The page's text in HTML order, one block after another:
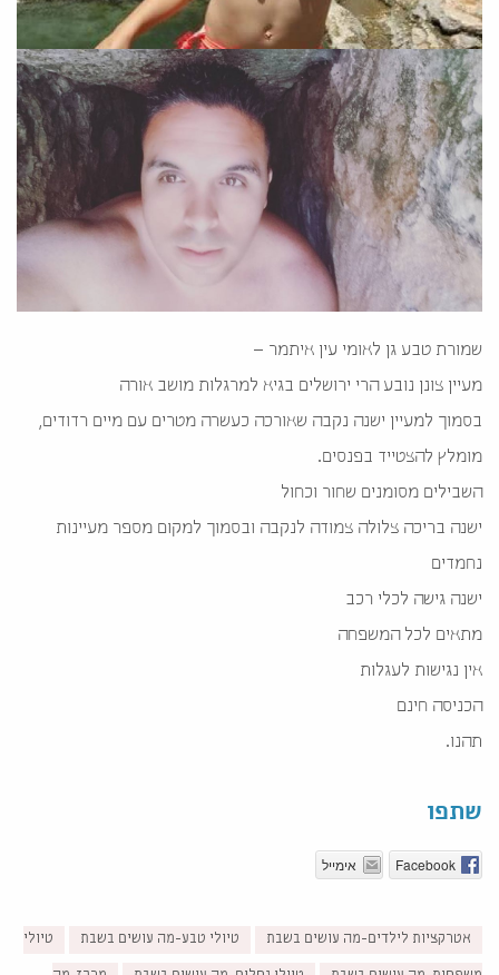
שמורת טבע גן לאומי עין איתמר –
מעיין צונן נובע הרי ירושלים בגיא למרגלות מושב אורה
בסמוך למעיין ישנה נקבה שאורכה כעשרה מטרים עם מיים רדודים,
מומלץ להצטייד בפנסים.
השבילים מסומנים שחור וכחול
ישנה בריכה צלולה צמודה לנקבה ובסמוך למקום מספר מעיינות
נחמדים
ישנה גישה לכלי רכב
מתאים לכל המשפחה
אין נגישות לעגלות
הכניסה חינם
תהנו.
שתפו
Facebook אימייל
אטרקציות לילדים-מה עושים בשבת טיולי טבע-מה עושים בשבת טיולי